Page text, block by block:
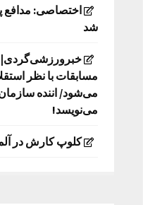
اختصاصی: مدافع
شد
خبرورزشی‌گردی|
مسابقات با نظر
می‌شود/ اننده سازمان
می‌نویسد!
کلوپ کارش در